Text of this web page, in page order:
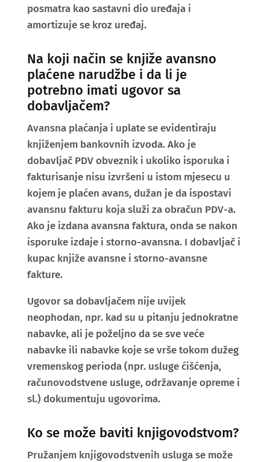
posmatra kao sastavni dio uređaja i
amortizuje se kroz uređaj.
Na koji način se knjiže avansno
plaćene narudžbe i da li je
potrebno imati ugovor sa
dobavljačem?
Avansna plaćanja i uplate se evidentiraju
knjiženjem bankovnih izvoda. Ako je
dobavljač PDV obveznik i ukoliko isporuka i
fakturisanje nisu izvršeni u istom mjesecu u
kojem je plaćen avans, dužan je da ispostavi
avansnu fakturu koja služi za obračun PDV-a.
Ako je izdana avansna faktura, onda se nakon
isporuke izdaje i storno-avansna. I dobavljač i
kupac knjiže avansne i storno-avansne
fakture.
Ugovor sa dobavljačem nije uvijek
neophodan, npr. kad su u pitanju jednokratne
nabavke, ali je poželjno da se sve veće
nabavke ili nabavke koje se vrše tokom dužeg
vremenskog perioda (npr. usluge ćišćenja,
računovodstvene usluge, održavanje opreme i
sl.) dokumentuju ugovorima.
Ko se može baviti knjigovodstvom?
Pružanjem knjigovodstvenih usluga se može